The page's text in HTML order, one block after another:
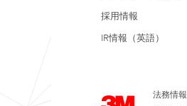
採用情報
IR情報（英語）
法務情報